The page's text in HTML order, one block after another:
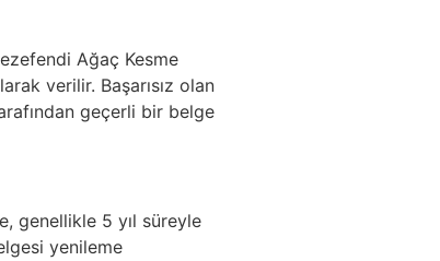
Ağaç Kesme
verilir. Başarısız olan
geçerli bir belge
genellikle 5 yıl süreyle
yenileme